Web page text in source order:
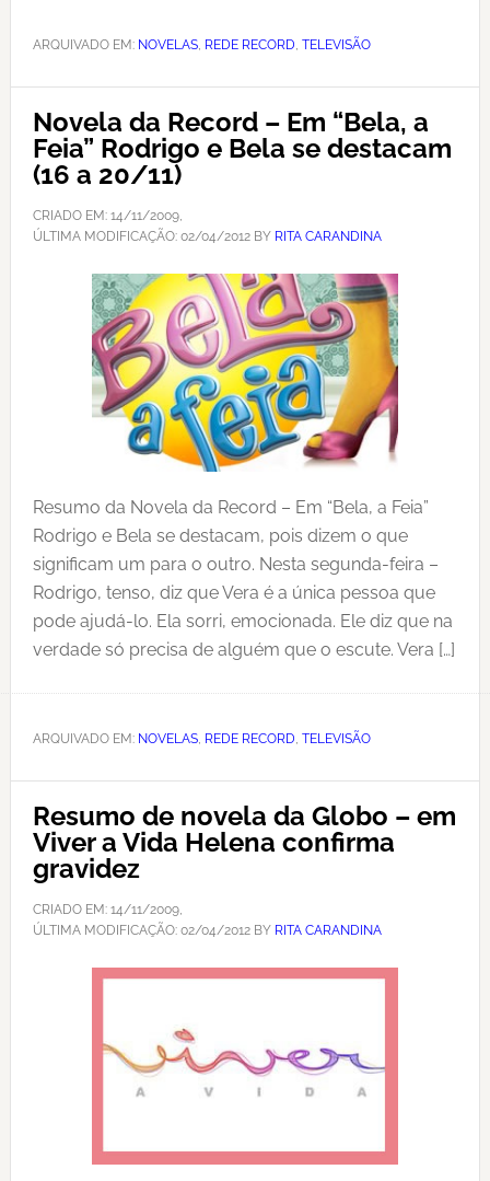
ARQUIVADO EM: NOVELAS, REDE RECORD, TELEVISÃO
Novela da Record – Em “Bela, a
Feia” Rodrigo e Bela se destacam
(16 a 20/11)
CRIADO EM: 14/11/2009,
ÚLTIMA MODIFICAÇÃO: 02/04/2012BY RITA CARANDINA
Resumo da Novela da Record – Em “Bela, a Feia”
Rodrigo e Bela se destacam, pois dizem o que
significam um para o outro. Nesta segunda-feira –
Rodrigo, tenso, diz que Vera é a única pessoa que
pode ajudá-lo. Ela sorri, emocionada. Ele diz que na
verdade só precisa de alguém que o escute. Vera […]
ARQUIVADO EM: NOVELAS, REDE RECORD TELEVISÃO
Resumo de novela da Globo – em
Viver a Vida Helena confirma
gravidez
CRIADO EM: 14/11/2009,
ÚLTIMA MODIFICAÇÃO: 02/04/2012BY RITA CARANDINA